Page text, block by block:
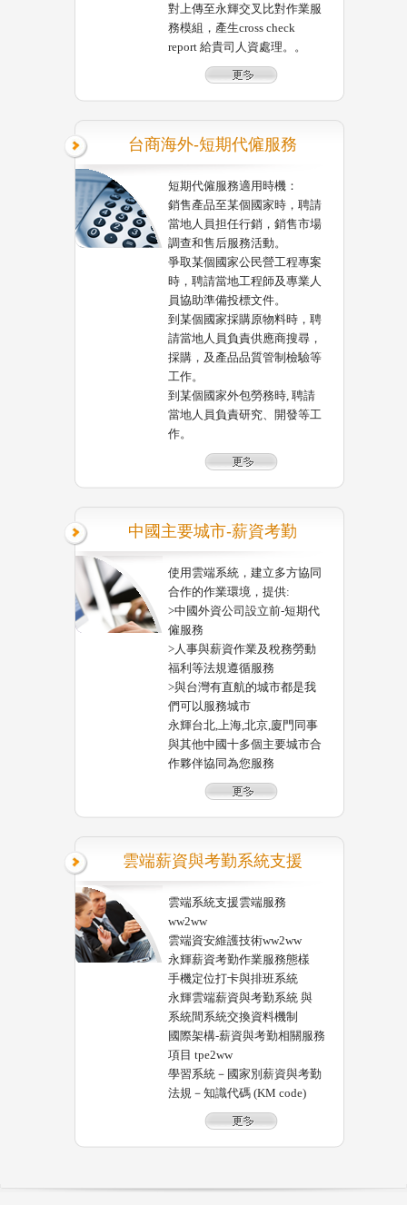
對上傳至永輝交叉比對作業服
務模組，產生cross check
report 給貴司人資處理。。
台商海外-短期代僱服務
短期代僱服務適用時機：
銷售產品至某個國家時，聘請
當地人員担任行銷，銷售市場
調查和售后服務活動。
爭取某個國家公民營工程專案
時，聘請當地工程師及專業人
員協助準備投標文件。
到某個國家採購原物料時，聘
請當地人員負責供應商搜尋，
採購，及產品品質管制檢驗等
工作。
到某個國家外包勞務時, 聘請
當地人員負責研究、開發等工
作。
中國主要城市-薪資考勤
使用雲端系統，建立多方協同
合作的作業環境，提供:
>中國外資公司設立前-短期代
僱服務
>人事與薪資作業及稅務勞動
福利等法規遵循服務
>與台灣有直航的城市都是我
們可以服務城市
永輝台北,上海,北京,廈門同事
與其他中國十多個主要城市合
作夥伴協同為您服務
雲端薪資與考勤系統支援
雲端系統支援雲端服務
ww2ww
雲端資安維護技術ww2ww
永輝薪資考勤作業服務態樣
手機定位打卡與排班系統
永輝雲端薪資與考勤系統 與
系統間系統交換資料機制
國際架構-薪資與考勤相關服務
項目 tpe2ww
學習系統－國家別薪資與考勤
法規－知識代碼 (KM code)